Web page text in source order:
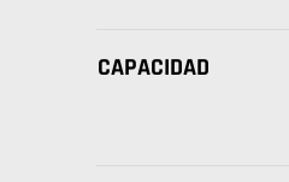
CAPACIDAD